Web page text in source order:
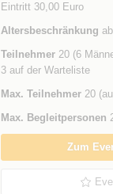
Eintritt 30,00 Euro
Altersbeschränkung
Teilnehmer20 (6
3 auf der Warteliste
Max. Teilnehmer20
Max. Begleitpersonen
Zum